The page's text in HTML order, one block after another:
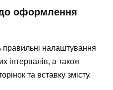
до оформлення
налаштування
інтервалів, а також
та вставку змісту.